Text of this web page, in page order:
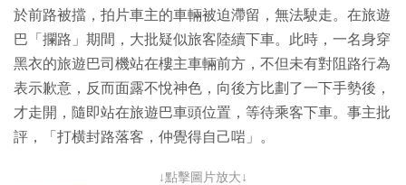
於前路被擋，拍片車主的車輛被迫滯留，無法駛走。在旅遊
巴「攔路」期間，大批疑似旅客陸續下車。此時，一名身穿
黑衣的旅遊巴司機站在樓主車輛前方，不但未有對阻路行為
表示歉意，反而面露不悅神色，向後方比劃了一下手勢後，
才走開，隨即站在旅遊巴車頭位置，等待乘客下車。事主批
評，「打横封路落客，仲覺得自己啱」。
↓點擊圖片放大↓